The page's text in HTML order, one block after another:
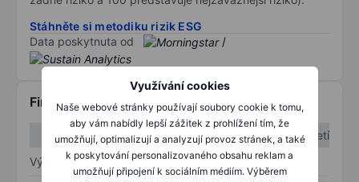
Využívání cookies
Naše webové stránky používají soubory cookie k tomu,
aby vám nabídly lepší zážitek z prohlížení tím, že
umožňují, optimalizují a analyzují provoz stránek, a také
k poskytování personalizovaného obsahu reklam a
umožňují připojení k sociálním médiím. Výběrem
Stáhněte si metodiku rizik ESG
Data poskytnuta od
/
Finanční informace
1. čtvrtletí
2. čtvrtletí
Výkaz zisku a ztráty